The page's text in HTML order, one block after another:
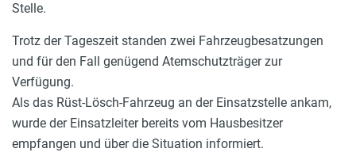
Stelle.
Trotz der Tageszeit standen zwei Fahrzeugbesatzungen
und für den Fall genügend Atemschutzträger zur
Verfügung.
Als das Rüst-Lösch-Fahrzeug an der Einsatzstelle ankam,
wurde der Einsatzleiter bereits vom Hausbesitzer
empfangen und über die Situation informiert.